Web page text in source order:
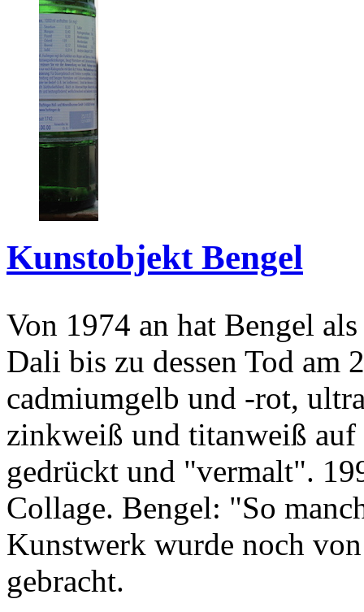
Kunstobjekt Bengel
Von 1974 an hat Bengel
Dali bis zu dessen Tod am
cadmiumgelb und -rot,
zinkweiß und titanweiß
gedrückt und "vermalt".
Collage. Bengel: "So
Kunstwerk wurde noch
gebracht.